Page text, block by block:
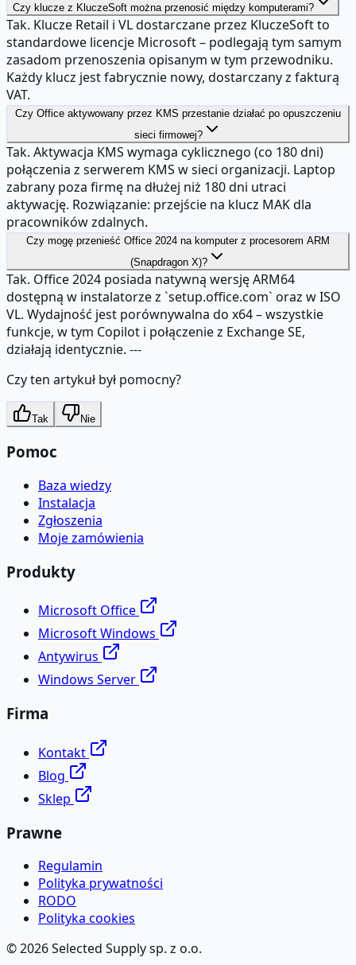
Czy klucze z KluczeSoft można przenosić między komputerami?
Tak. Klucze Retail i VL dostarczane przez KluczeSoft to
standardowe licencje Microsoft – podlegają tym samym
zasadom przenoszenia opisanym w tym przewodniku.
Każdy klucz jest fabrycznie nowy, dostarczany z fakturą
VAT.
Czy Office aktywowany przez KMS przestanie działać po opuszczeniu
sieci firmowej?
Tak. Aktywacja KMS wymaga cyklicznego (co 180 dni)
połączenia z serwerem KMS w sieci organizacji. Laptop
zabrany poza firmę na dłużej niż 180 dni utraci
aktywację. Rozwiązanie: przejście na klucz MAK dla
pracowników zdalnych.
Czy mogę przenieść Office 2024 na komputer z procesorem ARM
(Snapdragon X)?
Tak. Office 2024 posiada natywną wersję ARM64
dostępną w instalatorze z `setup.office.com` oraz w ISO
VL. Wydajność jest porównywalna do x64 – wszystkie
funkcje, w tym Copilot i połączenie z Exchange SE,
działają identycznie. ---
Czy ten artykuł był pomocny?
Tak Nie
Pomoc
Baza wiedzy
Instalacja
Zgłoszenia
Moje zamówienia
Produkty
Microsoft Office
Microsoft Windows
Antywirus
Windows Server
Firma
Kontakt
Blog
Sklep
Prawne
Regulamin
Polityka prywatności
RODO
Polityka cookies
©2026Selected Supply sp. z o.o.